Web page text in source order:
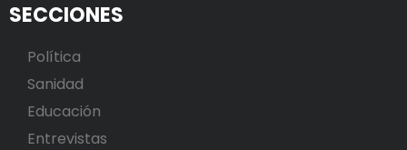
SECCIONES
Política
Sanidad
Educación
Entrevistas